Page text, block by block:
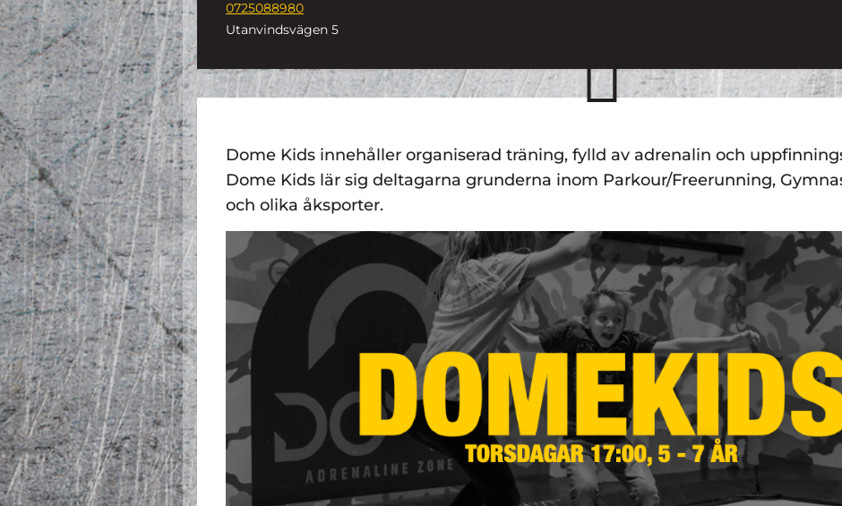
0725088980
Utanvindsvägen 5
Dome Kids innehåller organiserad träning, fylld av adrenalin och
Dome Kids lär sig deltagarna grunderna inom Parkour/Freerunning,
och olika åksporter.